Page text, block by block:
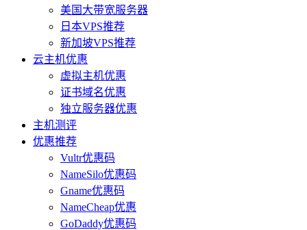
美国大带宽服务器
日本VPS推荐
新加坡VPS推荐
云主机优惠
虚拟主机优惠
证书域名优惠
独立服务器优惠
主机测评
优惠推荐
Vultr优惠码
NameSilo优惠码
Gname优惠码
NameCheap优惠
GoDaddy优惠码